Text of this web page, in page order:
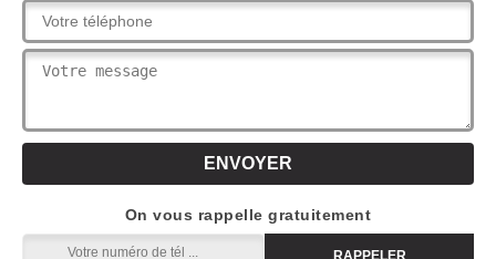
On vous rappelle gratuitement